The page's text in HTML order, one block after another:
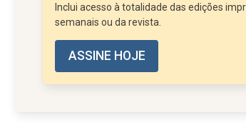
Inclui acesso à totalidade das edições
semanais ou da revista.
ASSINE HOJE